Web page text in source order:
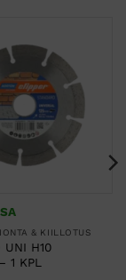
& KIILLOTUS
UNI H10
1 KPL